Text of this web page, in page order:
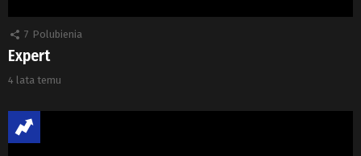
7 Polubienia
Expert
4 lata temu